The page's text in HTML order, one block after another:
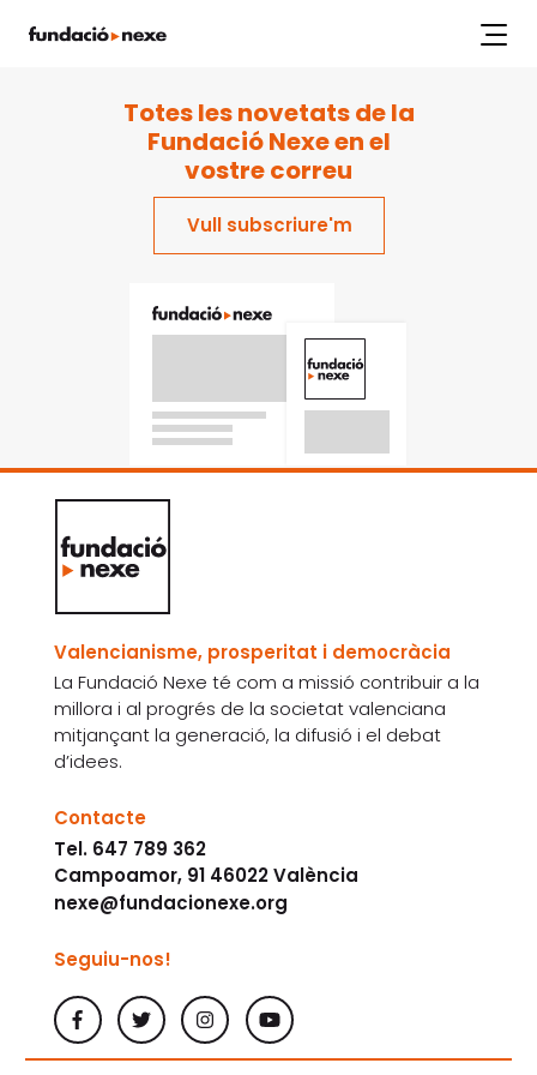
Labs Projectes Publicacions
index.php
Totes les novetats de la
Fundació Nexe en el
vostre correu
Vull subscriure'm
Valencianisme, prosperitat i democràcia
La Fundació Nexe té com a missió contribuir a la
millora i al progrés de la societat valenciana
mitjançant la generació, la difusió i el debat
d’idees.
Contacte
Tel. 647 789 362
Campoamor, 91 46022 València
nexe@fundacionexe.org
Seguiu-nos!